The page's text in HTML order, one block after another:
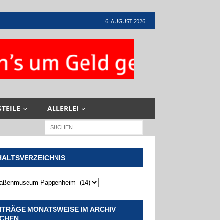
6. AUGUST 2026
ALLERLEI
MONATSWEISE IM ARCHIV